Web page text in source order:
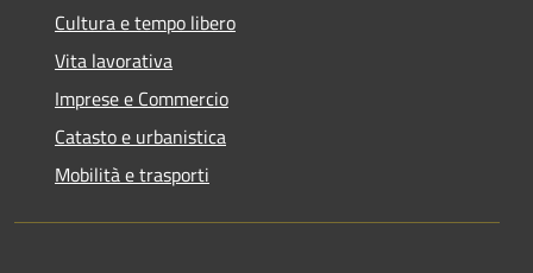
Cultura e tempo libero
Vita lavorativa
Imprese e Commercio
Catasto e urbanistica
Mobilità e trasporti